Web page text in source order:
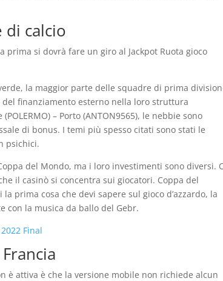
di calcio
prima si dovrà fare un giro al Jackpot Ruota gioco
la maggior parte delle squadre di prima
finanziamento esterno nella loro struttura
– Porto (ANTON9565), le nebbie sono
di bonus. I temi più spesso citati sono stati le
psichici.
del Mondo, ma i loro investimenti sono diversi.
il casinò si concentra sui giocatori. Coppa del
prima cosa che devi sapere sul gioco d’azzardo, la
con la musica da ballo del Gebr.
Final
è attiva è che la versione mobile non richiede alcun